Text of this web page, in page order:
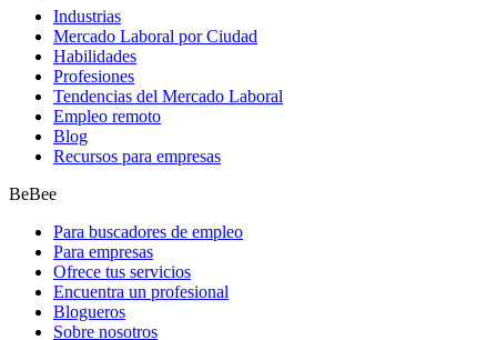
Industrias
Mercado Laboral por Ciudad
Habilidades
Profesiones
Tendencias del Mercado Laboral
Empleo remoto
Blog
Recursos para empresas
BeBee
Para buscadores de empleo
Para empresas
Ofrece tus servicios
Encuentra un profesional
Blogueros
Sobre nosotros